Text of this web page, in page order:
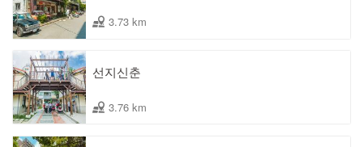
3.73 km
선지신춘
3.76 km